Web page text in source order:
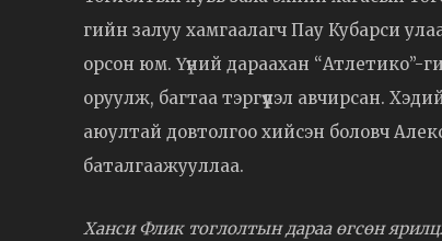
гийн залуу хамгаалагч Пау Кубарси
орсон юм. Үүний дараахан “Атлетико”-
оруулж, багтаа тэргүүлэл авчирсан.
аюултай довтолгоо хийсэн боловч
баталгаажууллаа.
Ханси Флик тоглолтын дараа өгсөн